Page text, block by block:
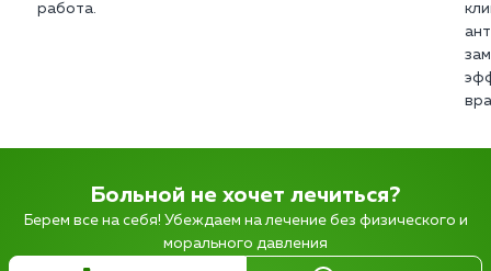
работа.
Больной не хочет лечиться?
Берем все на себя! Убеждаем на лечение без физического и
морального давления